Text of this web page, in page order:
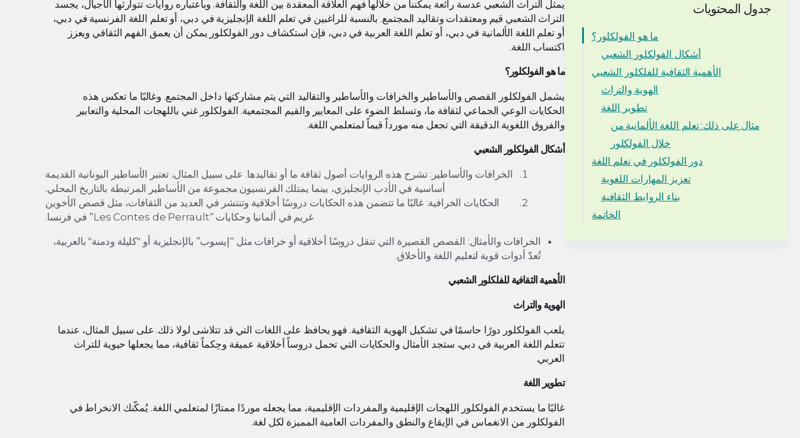
جدول المحتويات
ما هو الفولكلور؟
أشكال الفولكلور الشعبي
الأهمية الثقافية للفلكلور الشعبي
الهوية والتراث
تطوير اللغة
مثال على ذلك: تعلم اللغة الألمانية من
خلال الفولكلور
دور الفولكلور في تعلم اللغة
تعزيز المهارات اللغوية
بناء الروابط الثقافية
الخاتمة
يمثل التراث الشعبي عدسة رائعة يمكننا من خلالها فهم العلاقة المعقدة بين اللغة والثقافة. وباعتباره روايات تتوارثها الأجيال، يجسد
التراث الشعبي قيم ومعتقدات وتقاليد المجتمع. بالنسبة للراغبين في تعلم اللغة الإنجليزية في دبي، أو تعلم اللغة الفرنسية في دبي،
أو تعلم اللغة الألمانية في دبي، أو تعلم اللغة العربية في دبي، فإن استكشاف دور الفولكلور يمكن أن يعمق الفهم الثقافي ويعزز
اكتساب اللغة.
ما هو الفولكلور؟
يشمل الفولكلور القصص والأساطير والخرافات والأساطير والتقاليد التي يتم مشاركتها داخل المجتمع. وغالبًا ما تعكس هذه
الحكايات الوعي الجماعي لثقافة ما، وتسلط الضوء على المعايير والقيم المجتمعية. الفولكلور غني باللهجات المحلية والتعابير
والفروق اللغوية الدقيقة التي تجعل منه مورداً قيماً لمتعلمي اللغة.
أشكال الفولكلور الشعبي
الخرافات والأساطير: تشرح هذه الروايات أصول ثقافة ما أو تقاليدها. على سبيل المثال، تعتبر الأساطير اليونانية القديمة
أساسية في الأدب الإنجليزي، بينما يمتلك الفرنسيون مجموعة من الأساطير المرتبطة بالتاريخ المحلي.
الحكايات الخرافية: غالبًا ما تتضمن هذه الحكايات دروسًا أخلاقية وتنتشر في العديد من الثقافات، مثل قصص الأخوين
غريم في ألمانيا وحكايات “Les Contes de Perrault” في فرنسا.
الخرافات والأمثال: القصص القصيرة التي تنقل دروسًا أخلاقية أو خرافات مثل “إيسوب” بالإنجليزية أو "كليلة ودمنة" بالعربية،
تُعدّ أدوات قوية لتعليم اللغة والأخلاق.
الأهمية الثقافية للفلكلور الشعبي
الهوية والتراث
يلعب الفولكلور دورًا حاسمًا في تشكيل الهوية الثقافية. فهو يحافظ على اللغات التي قد تتلاشى لولا ذلك. على سبيل المثال، عندما
تتعلم اللغة العربية في دبي، ستجد الأمثال والحكايات التي تحمل دروساً أخلاقية عميقة وحِكماً ثقافية، مما يجعلها حيوية للتراث
العربي.
تطوير اللغة
غالبًا ما يستخدم الفولكلور اللهجات الإقليمية والمفردات الإقليمية، مما يجعله موردًا ممتازًا لمتعلمي اللغة. يُمكّنك الانخراط في
الفولكلور من الانغماس في الإيقاع والنطق والمفردات العامية المميزة لكل لغة.